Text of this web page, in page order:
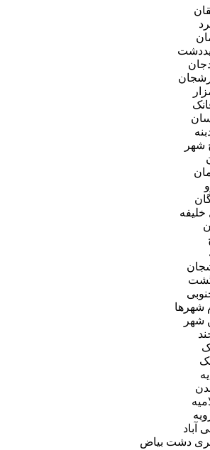
شهر
خلیفه
شهر‌ها
شهر
آباد
دشت بیاض